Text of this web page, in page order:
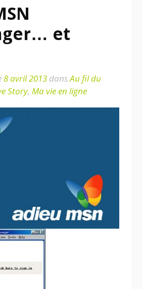
et
8 avril 2013 dansAu fil du
Story, Ma vie en ligne